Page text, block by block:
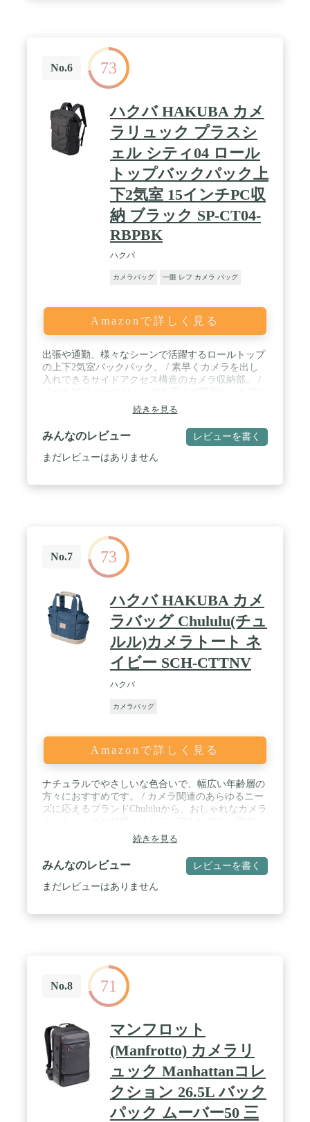
No.6 73
ハクバ HAKUBA カメ
ラリュック プラスシ
ェル シティ04 ロール
トップバックパック上
下2気室 15インチPC収
納 ブラック SP-CT04-
RBPBK
ハクバ
カメラバッグ 一眼 レフ カメラ バッグ
Amazonで詳しく見る
出張や通勤、様々なシーンで活躍するロールトップ
の上下2気室バックパック。 / 素早くカメラを出し
入れできるサイドアクセス構造のカメラ収納部。 /
セス可能。 / 三脚はロック機構付きベルトでセンタ
ーに安定して固定できます。 / 外寸法 : 約
W300×H470×D170mm / カメラ収納部内寸法 : 約
W240×H220×D120mm / PC収納部参考収容寸法 : 約
W240×H350×D15mm / 重量 : 約1,070g / 材質 : ポリエ
続きを見る
みんなのレビュー レビューを書く
まだレビューはありません
No.7 73
ハクバ HAKUBA カメ
ラバッグ Chululu(チュ
ルル)カメラトート ネ
イビー SCH-CTTNV
ハクバ
カメラバッグ
Amazonで詳しく見る
ナチュラルでやさしいな色合いで、幅広い年齢層の
方々におすすめです。 / カメラ関連のあらゆるニー
ズに応えるブランドChululuから、おしゃれなカメラ
イル生地、ボトムには風合いのある革調素材を使用
しています。 / 一眼カメラと小物類を収納可能。機
材にあわせて仕切板のレイアウトを変更できます。
/ しっかりしたクッション材入りで自立し、天面フ
ァスナーも付いているのでカメラの収納にも安心。
続きを見る
みんなのレビュー レビューを書く
まだレビューはありません
No.8 71
マンフロット
(Manfrotto) カメラリ
ュック Manhattanコレ
クション 26.5L バック
パック ムーバー50 三